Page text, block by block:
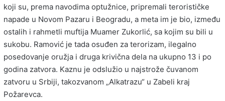
koji su, prema navodima optužnice, pripremali terorističke
napade u Novom Pazaru i Beogradu, a meta im je bio, između
ostalih i rahmetli muftija Muamer Zukorlić, sa kojim su bili u
sukobu. Ramović je tada osuđen za terorizam, ilegalno
posedovanje oružja i druga krivična dela na ukupno 13 i po
godina zatvora. Kaznu je odslužio u najstrože čuvanom
zatvoru u Srbiji, takozvanom „Alkatrazu“ u Zabeli kraj
Požarevca.